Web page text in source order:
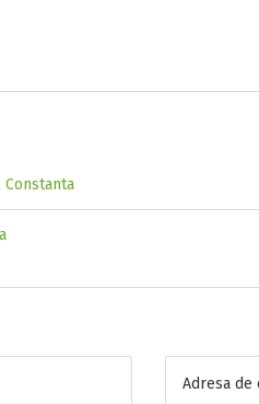
Constanta